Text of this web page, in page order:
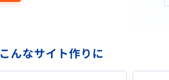
こんなサイト作りに